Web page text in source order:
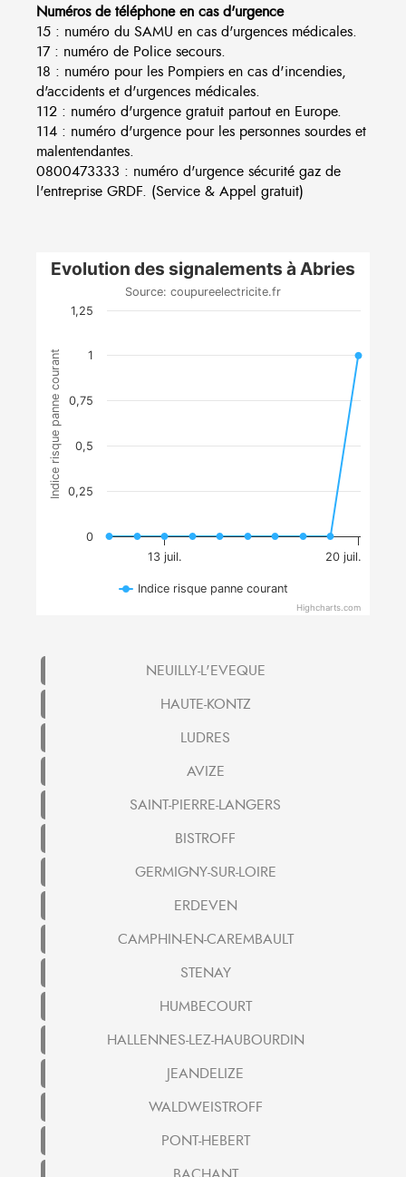
Numéros de téléphone en cas d'urgence
15 : numéro du SAMU en cas d'urgences médicales.
17 : numéro de Police secours.
18 : numéro pour les Pompiers en cas d'incendies,
d'accidents et d'urgences médicales.
112 : numéro d'urgence gratuit partout en Europe.
114 : numéro d'urgence pour les personnes sourdes et
malentendantes.
0800473333 : numéro d'urgence sécurité gaz de
l'entreprise GRDF. (Service & Appel gratuit)
Indice risque panne courant
Evolution des signalements à Abries
Source: coupureelectricite.fr
13 juil. 20 juil.
0
0,25
0,5
0,75
1
1,25
Indice risque panne courant
Highcharts.com
NEUILLY-L'EVEQUE
HAUTE-KONTZ
LUDRES
AVIZE
SAINT-PIERRE-LANGERS
BISTROFF
GERMIGNY-SUR-LOIRE
ERDEVEN
CAMPHIN-EN-CAREMBAULT
STENAY
HUMBECOURT
HALLENNES-LEZ-HAUBOURDIN
JEANDELIZE
WALDWEISTROFF
PONT-HEBERT